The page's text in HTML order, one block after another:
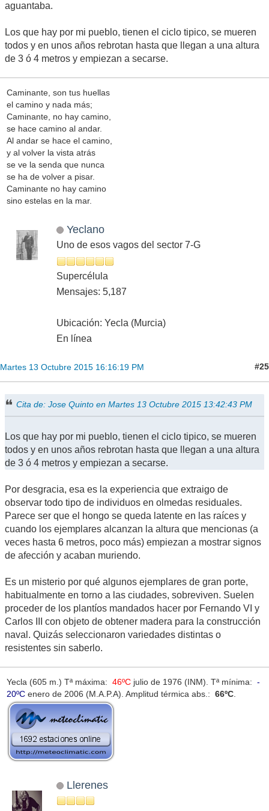
aguantaba.
Los que hay por mi pueblo, tienen el ciclo tipico, se mueren
todos y en unos años rebrotan hasta que llegan a una altura
de 3 ó 4 metros y empiezan a secarse.
Caminante, son tus huellas
el camino y nada más;
Caminante, no hay camino,
se hace camino al andar.
Al andar se hace el camino,
y al volver la vista atrás
se ve la senda que nunca
se ha de volver a pisar.
Caminante no hay camino
sino estelas en la mar.
Yeclano
Uno de esos vagos del sector 7-G
Supercélula
Mensajes: 5,187
Ubicación: Yecla (Murcia)
En línea
Martes 13 Octubre 2015 16:16:19 PM #25
Cita de: Jose Quinto en Martes 13 Octubre 2015 13:42:43 PM
Los que hay por mi pueblo, tienen el ciclo tipico, se mueren
todos y en unos años rebrotan hasta que llegan a una altura
de 3 ó 4 metros y empiezan a secarse.
Por desgracia, esa es la experiencia que extraigo de
observar todo tipo de individuos en olmedas residuales.
Parece ser que el hongo se queda latente en las raíces y
cuando los ejemplares alcanzan la altura que mencionas (a
veces hasta 6 metros, poco más) empiezan a mostrar signos
de afección y acaban muriendo.
Es un misterio por qué algunos ejemplares de gran porte,
habitualmente en torno a las ciudades, sobreviven. Suelen
proceder de los plantíos mandados hacer por Fernando VI y
Carlos III con objeto de obtener madera para la construcción
naval. Quizás seleccionaron variedades distintas o
resistentes sin saberlo.
Yecla (605 m.) Tª máxima: 46ºCjulio de 1976 (INM). Tª mínima: -
20ºCenero de 2006 (M.A.P.A). Amplitud térmica abs.: 66ºC.
Llerenes